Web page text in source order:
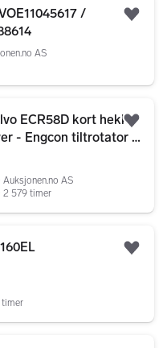
/
AS
ECR58D kort hekk
- Engcon tiltrotator -
210L Pusseskuff -
Auksjonen.no AS
2 579 timer
timer